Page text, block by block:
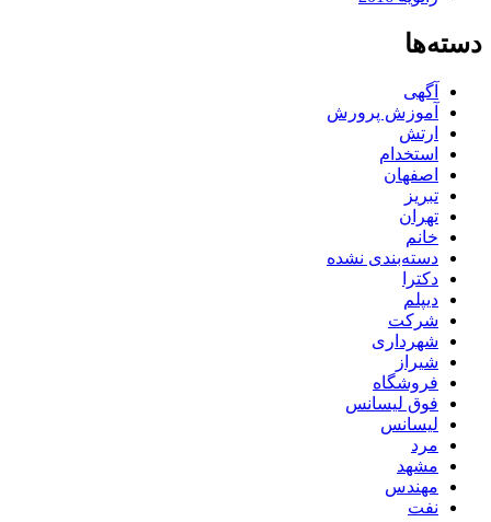
دسته‌ها
آگهی
آموزش پرورش
ارتش
استخدام
اصفهان
تبریز
تهران
خانم
دسته‌بندی نشده
دکترا
دیپلم
شرکت
شهرداری
شیراز
فروشگاه
فوق لیسانس
لیسانس
مرد
مشهد
مهندس
نفت